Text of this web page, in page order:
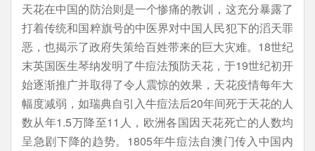
天花在中国的防治则是一个惨痛的教训，这充分暴露了
打着传统和国粹旗号的中医界对中国人民犯下的滔天罪
恶，也揭示了政府失策给百姓带来的巨大灾难。18世纪
末英国医生琴纳发明了牛痘法预防天花，于19世纪初开
始逐渐推广并取得了令人震惊的效果，天花疫情每年大
幅度减弱，如瑞典自引入牛痘法后20年间死于天花的人
数从年1.5万降至11人，欧洲各国因天花死亡的人数均
呈急剧下降的趋势。1805年牛痘法自澳门传入中国内